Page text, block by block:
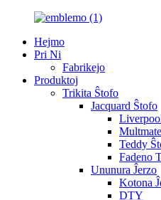
Hejmo
Pri Ni
Fabrikejo
Produktoj
Trikita Ŝtofo
Jacquard Ŝtofo
Teddy
Fadeno
Ununura Ĵerzo
Kotona
DTY